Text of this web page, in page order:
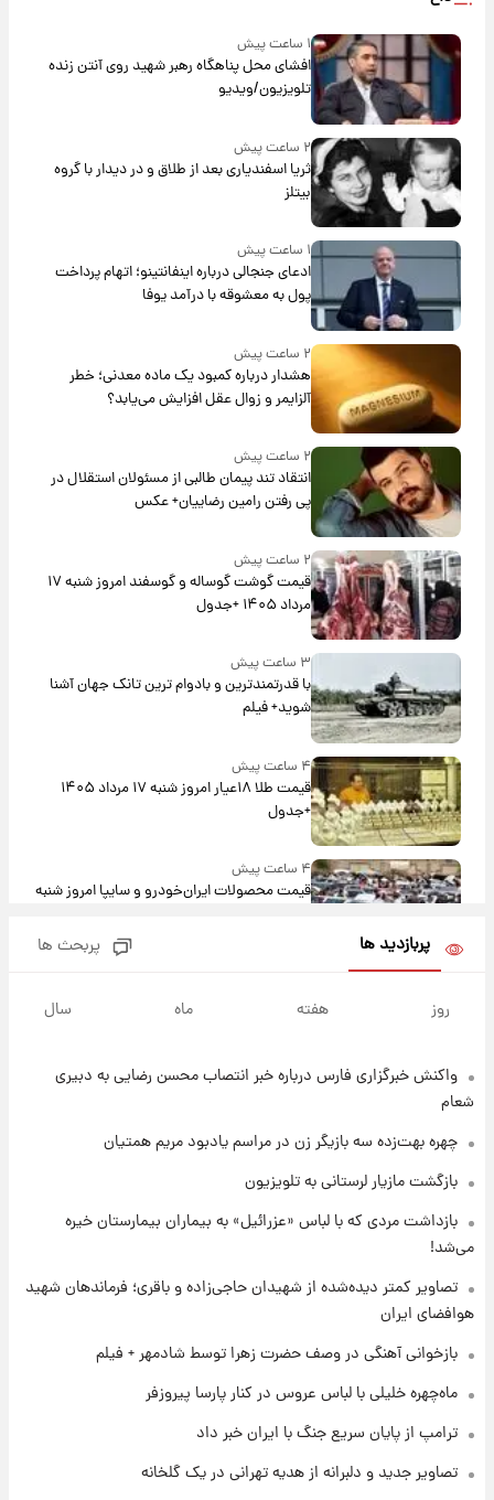
۱ ساعت پیش
افشای محل پناهگاه‌ رهبر شهید روی آنتن زنده
تلویزیون/ویدیو
۲ ساعت پیش
ثریا اسفندیاری بعد از طلاق و در دیدار با گروه
بیتلز
۱ ساعت پیش
ادعای جنجالی درباره اینفانتینو؛ اتهام پرداخت
پول به معشوقه با درآمد یوفا
۲ ساعت پیش
هشدار درباره کمبود یک ماده معدنی؛ خطر
آلزایمر و زوال عقل افزایش می‌یابد؟
۲ ساعت پیش
انتقاد تند پیمان طالبی از مسئولان استقلال در
پی رفتن رامین رضاییان+ عکس
۲ ساعت پیش
قیمت گوشت گوساله و گوسفند امروز شنبه ۱۷
مرداد ۱۴۰۵ +جدول
۳ ساعت پیش
با قدرتمندترین و بادوام ترین تانک جهان آشنا
شوید+ فیلم
۴ ساعت پیش
قیمت طلا ۱۸عیار امروز شنبه ۱۷ مرداد ۱۴۰۵
+جدول
۴ ساعت پیش
قیمت محصولات ایران‌خودرو و سایپا امروز شنبه
شنبه ۱۷ مرداد ۱۴۰۵
۱۸ ساعت پیش
۲۲ ساعت پیش
باقری؛ فرماندهان شهید هوافضای ایران
۱ روز پیش
قیمت‌ها تغییر کرد
۱ روز پیش
پربازدید ها پربحث ها
روز هفته ماه سال
واکنش خبرگزاری فارس درباره خبر انتصاب محسن رضایی به دبیری
شعام
چهره بهت‌زده سه بازیگر زن در مراسم یادبود مریم همتیان
بازگشت مازیار لرستانی به تلویزیون
بازداشت مردی که با لباس «عزرائیل» به بیماران بیمارستان خیره
می‌شد!
تصاویر کمتر دیده‌شده از شهیدان حاجی‌زاده و باقری؛ فرماندهان شهید
هوافضای ایران
بازخوانی آهنگی در وصف حضرت زهرا توسط شادمهر + فیلم
ماه‌چهره خلیلی با لباس عروس در کنار پارسا پیروزفر
ترامپ از پایان سریع جنگ با ایران خبر داد
تصاویر جدید و دلبرانه از هدیه تهرانی در یک گلخانه